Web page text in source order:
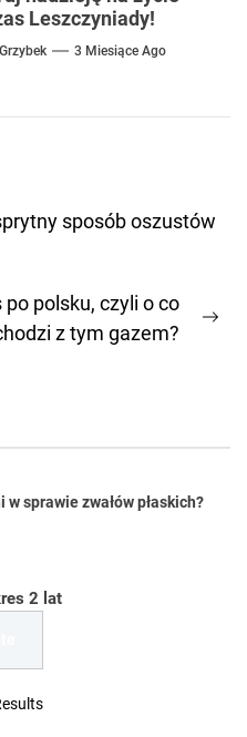
Leszczyniady!
3 Miesiące Ago
sposób oszustów
po polsku, czyli o co
z tym gazem?
sprawie zwałów płaskich?
2 lat